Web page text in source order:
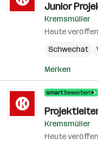
Junior
Kremsmüller
Heute
Schwechat
Merken
Projektleiter
Kremsmüller
Heute